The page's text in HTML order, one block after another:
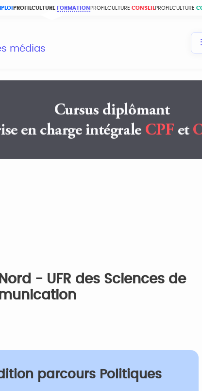
PROFILCULTURE FORMATION PROFILCULTURE CONSEIL PROFILCULTURE
médias
- UFR des Sciences de
parcours Politiques